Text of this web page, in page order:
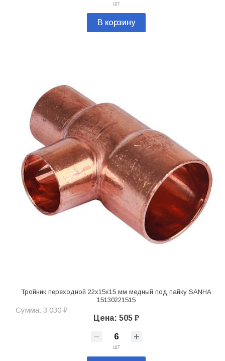
шт
В корзину
Тройник переходной 22х15х15 мм медный под пайку SANHA
15130221515
Сумма: 3 030 ₽
Цена: 505 ₽
шт